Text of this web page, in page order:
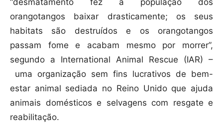
“desmatamento fez a população dos
orangotangos baixar drasticamente; os seus
habitats são destruídos e os orangotangos
passam fome e acabam mesmo por morrer”,
segundo a International Animal Rescue (IAR) –
uma organização sem fins lucrativos de bem-
estar animal sediada no Reino Unido que ajuda
animais domésticos e selvagens com resgate e
reabilitação.